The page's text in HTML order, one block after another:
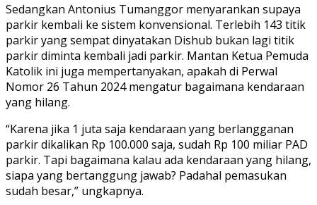
Sedangkan Antonius Tumanggor menyarankan supaya
parkir kembali ke sistem konvensional. Terlebih 143 titik
parkir yang sempat dinyatakan Dishub bukan lagi titik
parkir diminta kembali jadi parkir. Mantan Ketua Pemuda
Katolik ini juga mempertanyakan, apakah di Perwal
Nomor 26 Tahun 2024 mengatur bagaimana kendaraan
yang hilang.
“Karena jika 1 juta saja kendaraan yang berlangganan
parkir dikalikan Rp 100.000 saja, sudah Rp 100 miliar PAD
parkir. Tapi bagaimana kalau ada kendaraan yang hilang,
siapa yang bertanggung jawab? Padahal pemasukan
sudah besar,” ungkapnya.